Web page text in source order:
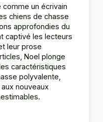
un écrivain
chiens de chasse
approfondies du
captivé les lecteurs
leur prose
Noel plonge
caractéristiques
polyvalente,
nouveaux